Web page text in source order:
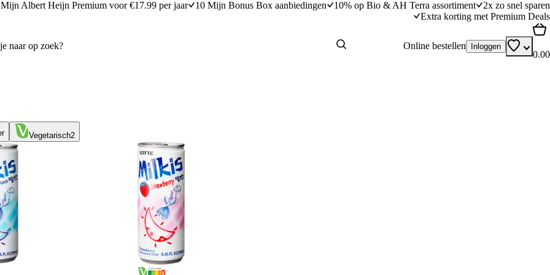
Mijn Albert Heijn Premium voor €17.99 per jaar 10 Mijn Bonus Box aanbiedingen 10% op Bio & AH Terra assortiment
2x zo snel sparen
Extra korting met Premium Deals
Online bestellen Inloggen
0.00
Vegetarisch2